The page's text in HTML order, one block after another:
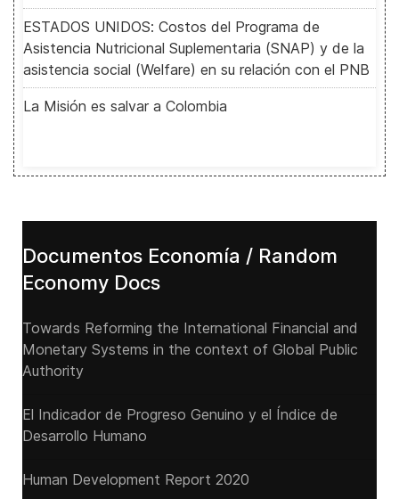
ESTADOS UNIDOS: Costos del Programa de
Asistencia Nutricional Suplementaria (SNAP) y de la
asistencia social (Welfare) en su relación con el PNB
La Misión es salvar a Colombia
Documentos Economía / Random
Economy Docs
Towards Reforming the International Financial and
Monetary Systems in the context of Global Public
Authority
El Indicador de Progreso Genuino y el Índice de
Desarrollo Humano
Human Development Report 2020